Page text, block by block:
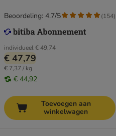
individueel€ 49,74
€ 47,79
€ 7,37 / kg
€ 44,92
Beoordeling: 4.7/5 (154)
Toevoegen aan
winkelwagen